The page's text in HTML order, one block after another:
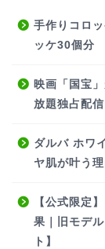
手作りコロ
ッケ30個分
映画「国宝
放題独占配信
ダルバ ホワ
ヤ肌が叶う理
【公式限定
果｜旧モデ
ト】